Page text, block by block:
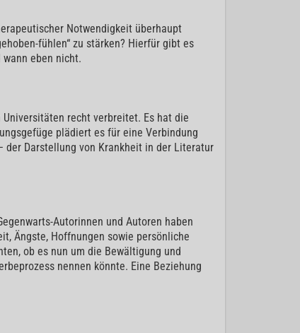
Notwendigkeit überhaupt
fühlen“ zu stärken? Hierfür gibt es
eben nicht.
recht verbreitet. Es hat die
plädiert es für eine Verbindung
der Darstellung von Krankheit in der Literatur
Autorinnen und Autoren haben
Ängste, Hoffnungen sowie persönliche
ob es nun um die Bewältigung und
nennen könnte. Eine Beziehung